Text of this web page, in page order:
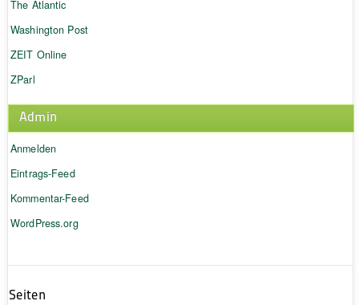
The Atlantic
Washington Post
ZEIT Online
ZParl
Admin
Anmelden
Eintrags-Feed
Kommentar-Feed
WordPress.org
Seiten